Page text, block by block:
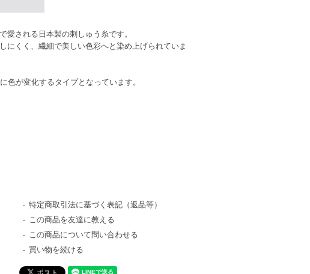
される日本製の刺しゅう糸です。
にくく、繊細で美しい色彩へと染め上げられていま
色が変化するタイプとなっています。
特定商取引法に基づく表記（返品等）
この商品を友達に教える
この商品について問い合わせる
買い物を続ける